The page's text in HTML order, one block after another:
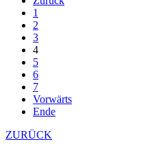
1
2
3
4
5
6
7
Vorwärts
Ende
ZURÜCK